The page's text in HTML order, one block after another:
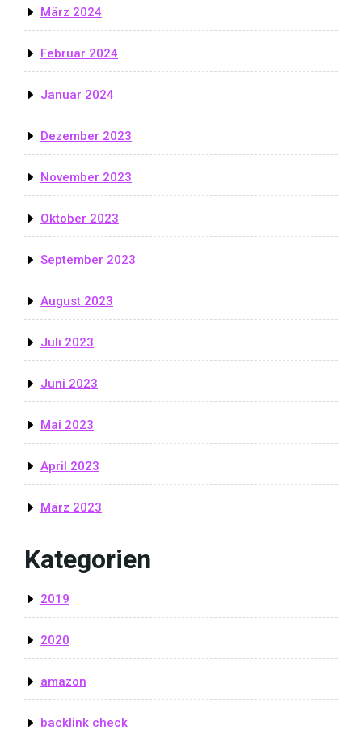
März 2024
Februar 2024
Januar 2024
Dezember 2023
November 2023
Oktober 2023
September 2023
August 2023
Juli 2023
Juni 2023
Mai 2023
April 2023
März 2023
Kategorien
2019
2020
amazon
backlink check